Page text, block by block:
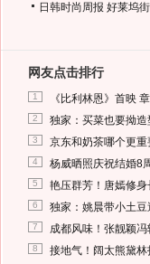
日韩时尚周报 好莱坞
网友点击排行
1 《比利林恩》首映
2 独家：买菜也要拗
3 京东和奶茶哪个更重
4 杨威晒照庆祝结婚8
5 艳压群芳！唐嫣修
6 独家：姚晨带小土
7 成都风味！张靓颖
8 接地气！阔太熊黛